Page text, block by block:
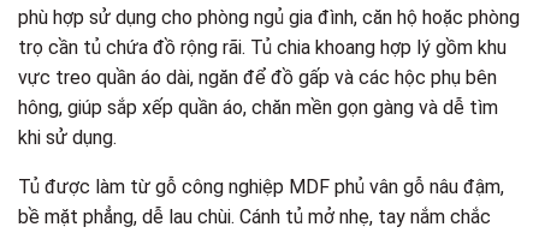
phù hợp sử dụng cho phòng ngủ gia đình, căn hộ hoặc phòng
trọ cần tủ chứa đồ rộng rãi. Tủ chia khoang hợp lý gồm khu
vực treo quần áo dài, ngăn để đồ gấp và các hộc phụ bên
hông, giúp sắp xếp quần áo, chăn mền gọn gàng và dễ tìm
khi sử dụng.
Tủ được làm từ gỗ công nghiệp MDF phủ vân gỗ nâu đậm,
bề mặt phẳng, dễ lau chùi. Cánh tủ mở nhẹ, tay nắm chắc